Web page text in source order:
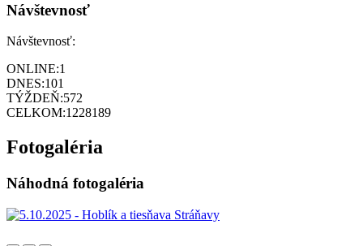
Návštevnosť
Návštevnosť:
ONLINE:1
DNES:101
TÝŽDEŇ:572
CELKOM:1228189
Fotogaléria
Náhodná fotogaléria